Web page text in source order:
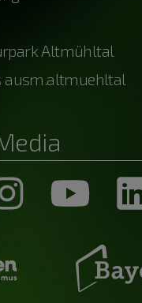
Altmühltal
ausm.altmuehltal